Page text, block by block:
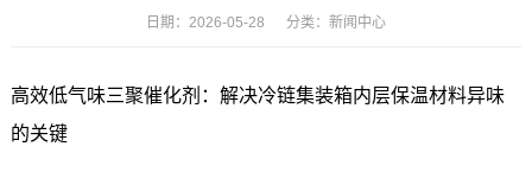
日期：2026-05-28 分类： 新闻中心
高效低气味三聚催化剂：解决冷链集装箱内层保温材料异味
的关键